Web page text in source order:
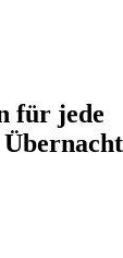
für jede